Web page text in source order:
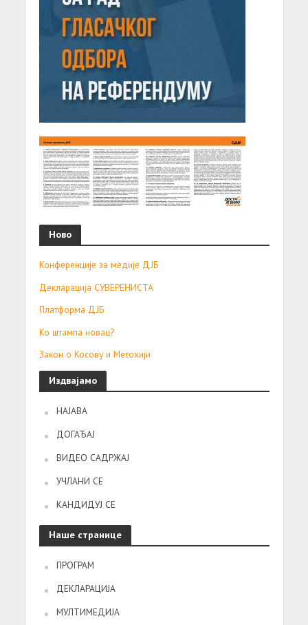
Ново
Конференције за медије ДЈБ
Декларација СУВЕРЕНИСТА
Платформа ДЈБ
Ко штампа новац?
Закон о Косову и Метохији
Издвајамо
НАЈАВА
ДОГАЂАЈ
ВИДЕО САДРЖАЈ
УЧЛАНИ СЕ
КАНДИДУЈ СЕ
Наше странице
ПРОГРАМ
ДЕКЛАРАЦИЈА
МУЛТИМЕДИЈА